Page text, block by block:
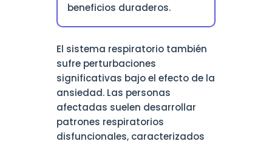
beneficios duraderos.
El sistema respiratorio también
sufre perturbaciones
significativas bajo el efecto de la
ansiedad. Las personas
afectadas suelen desarrollar
patrones respiratorios
disfuncionales, caracterizados